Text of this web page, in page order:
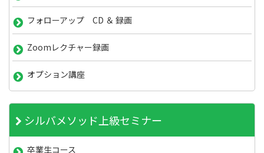
フォローアップ CD ＆ 録画
Zoomレクチャー録画
オプション講座
シルバメソッド上級セミナー
卒業生コース